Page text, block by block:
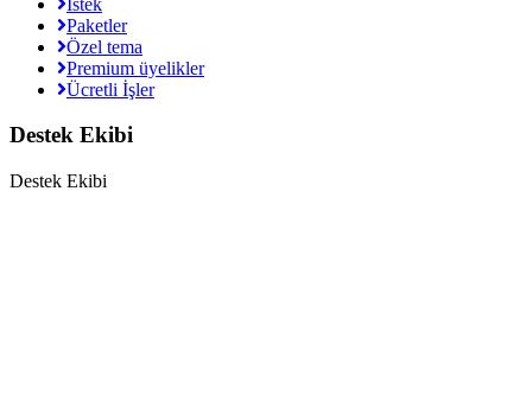
Paketler
Özel tema
Premium üyelikler
Ücretli İşler
Destek Ekibi
Destek Ekibi